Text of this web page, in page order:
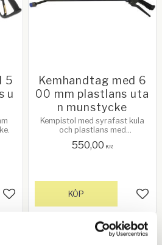
5
u
Lägg till i favoriter
Kemhandtag med 6
00 mm plastlans uta
n munstycke
Kempistol med syrafast kula
och plastlans med
munstycke.
550,00 KR
KÖP